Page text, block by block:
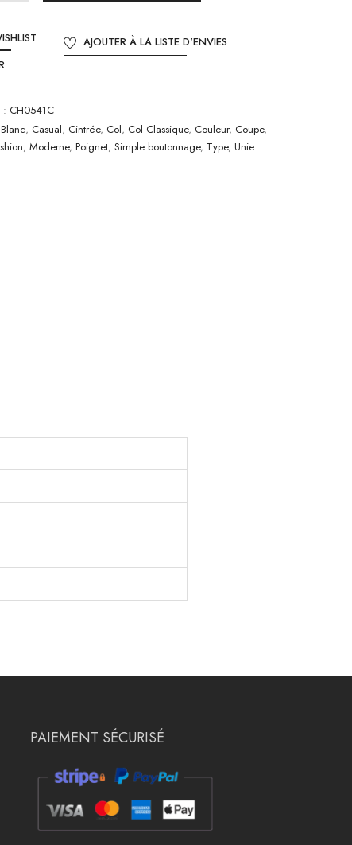
AJOUTER À LA LISTE D'ENVIES
CH0541C
Blanc, Casual, Cintrée, Col, Col Classique, Couleur, Coupe,
, Moderne, Poignet, Simple boutonnage, Type, Unie
PAIEMENT SÉCURISÉ